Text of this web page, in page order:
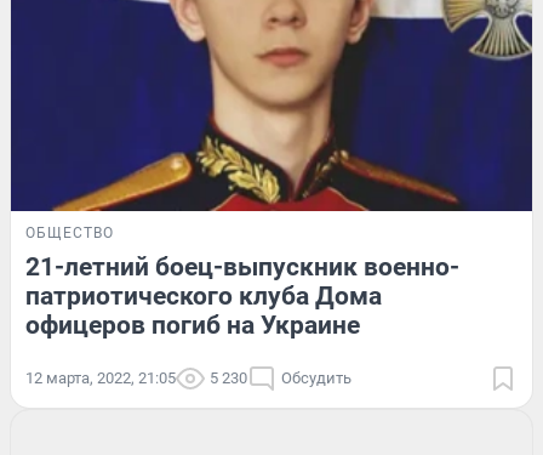
ОБЩЕСТВО
21-летний боец-выпускник военно-
патриотического клуба Дома
офицеров погиб на Украине
12 марта, 2022, 21:05 5 230 Обсудить